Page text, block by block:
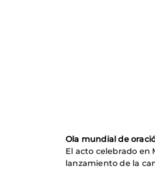
Ola mundial de
El acto celebrado
lanzamiento de la